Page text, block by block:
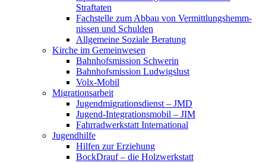
Straftaten
Fachstelle zum Abbau von Vermitt­lungs­hemm­
nissen und Schulden
Allge­meine Soziale Beratung
Kirche im Gemeinwesen
Bahnhofs­mission Schwerin
Bahnhofs­mission Ludwigslust
Volx-Mobil
Migra­ti­ons­arbeit
Jugendmigrationsdienst – JMD
Jugend-Integrationsmobil – JIM
Fahrrad­werk­statt International
Jugend­hilfe
Hilfen zur Erziehung
BockDrauf – die Holzwerkstatt